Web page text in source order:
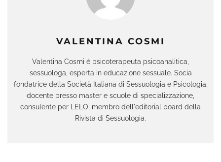
VALENTINA COSMI
Valentina Cosmi è psicoterapeuta psicoanalitica,
sessuologa, esperta in educazione sessuale. Socia
fondatrice della Società Italiana di Sessuologia e Psicologia,
docente presso master e scuole di specializzazione,
consulente per LELO, membro dell'editorial board della
Rivista di Sessuologia.